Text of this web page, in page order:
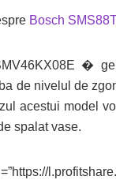
Bosch
�
de nivelul de
acestui model
spalat vase.